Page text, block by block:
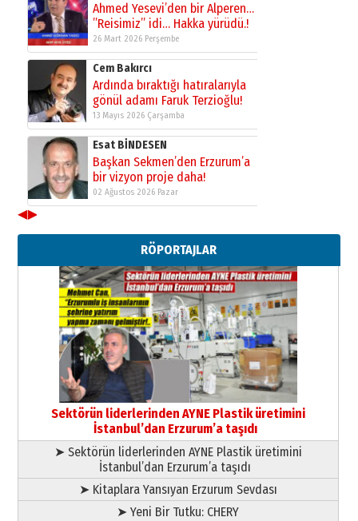
Ahmed Yesevi’den bir Alperen…
”Reisimiz” idi… Hakka yürüdü.!
26 Mart 2026 Perşembe
Cem Bakırcı
Ardında bıraktığı hatıralarıyla
gönül adamı Faruk Terzioğlu!
13 Mayıs 2026 Çarşamba
Esat BİNDESEN
Başkan Sekmen’den Erzurum’a
bir vizyon proje daha!
02 Ağustos 2026 Pazar
Erzurumspor’un köşe taşları
29 Haziran 2026 Pazartesi
Kenan GÜLERCİ
Murat Şahsuvaroğlu ERKON’da
çıtayı yukarı taşırken,
yönetimdekiler aşağı
çekmemeli!
17 Şubat 2026 Salı Orhan BOZKURT
Bir fotoğraf, bir şehir, bir
gazeteci… Dizginler kimin
elinde?
A. Berhan Yılmaz
BİR BÖLÜM DEĞİL, BİR ÖMÜR
SEÇİYORSUNUZ… “NEDEN
ATATÜRK ÜNİVERSİTESİ?”
28 Temmuz 2026 Salı
◀▶
RÖPORTAJLAR
Sektörün liderlerinden AYNE Plastik üretimini
İstanbul’dan Erzurum’a taşıdı
➤ Sektörün liderlerinden AYNE Plastik üretimini
İstanbul’dan Erzurum’a taşıdı
➤ Kitaplara Yansıyan Erzurum Sevdası
➤ Yeni Bir Tutku: CHERY